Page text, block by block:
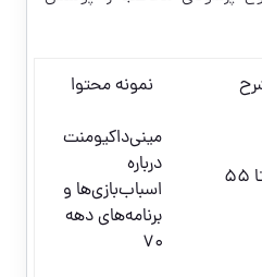
نمونه محتوا
۳۰ تا ۵۵
مینی‌داکیومنت
درباره
اسباب‌بازی‌ها و
برنامه‌های دهه
۷۰